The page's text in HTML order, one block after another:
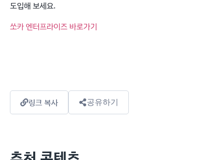
도입해 보세요.
쏘카 엔터프라이즈 바로가기
링크 복사 공유하기